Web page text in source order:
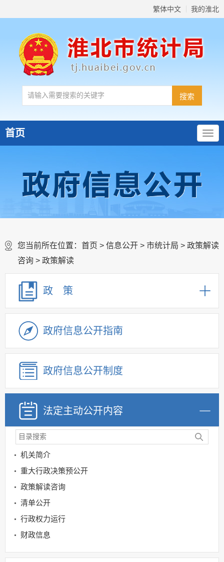
繁体中文 我的淮北
首页
您当前所在位置： 首页 > 信息公开 > 市统计局 > 政策解读
咨询 > 政策解读
政 策
政府信息公开指南
政府信息公开制度
法定主动公开内容
机关简介
重大行政决策预公开
政策解读咨询
清单公开
行政权力运行
财政信息
统计领域